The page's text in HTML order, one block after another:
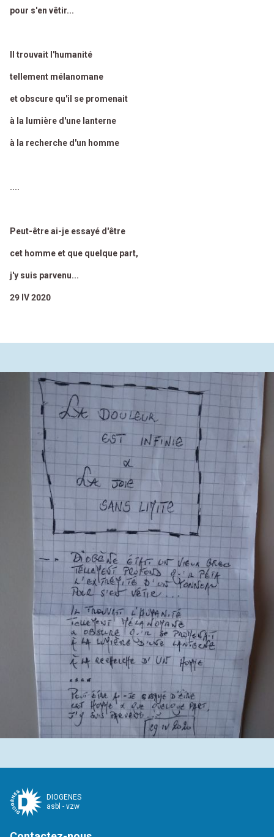
pour s'en vêtir...
Il trouvait l'humanité
tellement mélanomane
et obscure qu'il se promenait
à la lumière d'une lanterne
à la recherche d'un homme
....
Peut-être ai-je essayé d'être
cet homme et que quelque part,
j'y suis parvenu...
29 IV 2020
DIOGENES
asbl - vzw